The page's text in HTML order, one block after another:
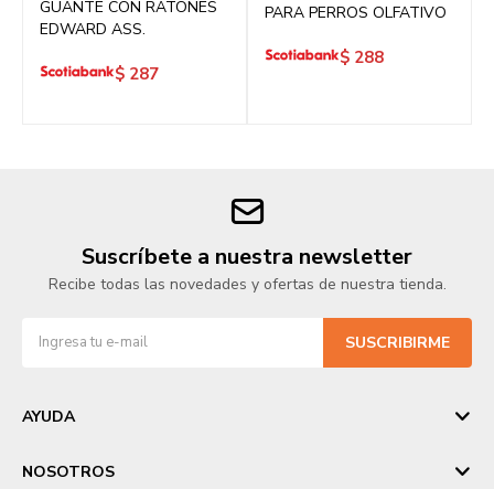
GUANTE CON RATONES
EDWARD ASS.
$ 287
PARA PERROS OLFATIVO
$ 288
Suscríbete a nuestra newsletter
Recibe todas las novedades y ofertas de nuestra tienda.
SUSCRIBIRME
AYUDA
NOSOTROS